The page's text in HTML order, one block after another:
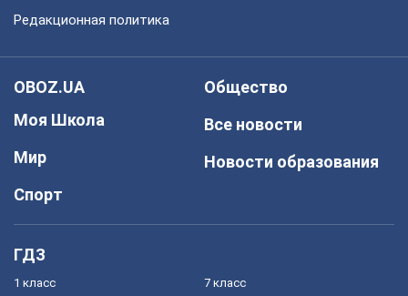
Редакционная политика
OBOZ.UA
Моя Школа
Мир
Спорт
Общество
Все новости
Новости образования
ГДЗ
1 класс 7 класс